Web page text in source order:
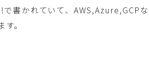
で書かれていて、AWS,Azure,GCP
す。